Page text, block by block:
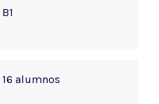
B1
16 alumnos